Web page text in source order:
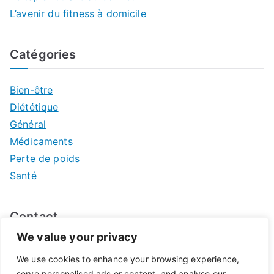
We value your privacy
We use cookies to enhance your browsing experience,
L’avenir du fitness à domicile
Catégories
Bien-être
Diététique
Général
Médicaments
Perte de poids
Santé
Contact